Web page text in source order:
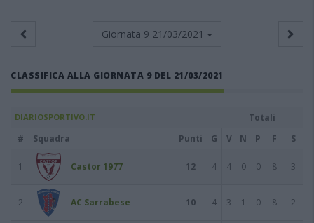
Giornata 9 21/03/2021
CLASSIFICA ALLA GIORNATA 9 DEL 21/03/2021
DIARIOSPORTIVO.IT
Totali
#
Squadra Punti G V N P F S
1 Castor 1977 12 4 4 0 0 8 3
2 AC Sarrabese 10 4 3 1 0 8 2